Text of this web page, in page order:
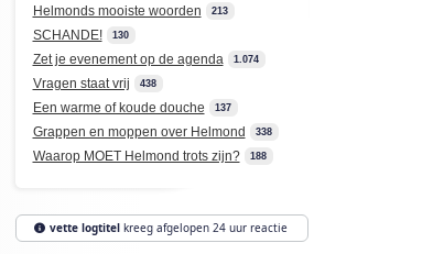
Helmonds mooiste woorden 213
SCHANDE! 130
Zet je evenement op de agenda 1.074
Vragen staat vrij 438
Een warme of koude douche 137
Grappen en moppen over Helmond 338
Waarop MOET Helmond trots zijn? 188
vette logtitelkreeg afgelopen 24 uur reactie